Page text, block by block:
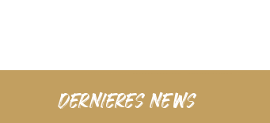
dernieres news